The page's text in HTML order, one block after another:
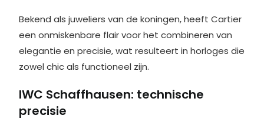
Bekend als juweliers van de koningen, heeft Cartier
een onmiskenbare flair voor het combineren van
elegantie en precisie, wat resulteert in horloges die
zowel chic als functioneel zijn.
IWC Schaffhausen: technische
precisie